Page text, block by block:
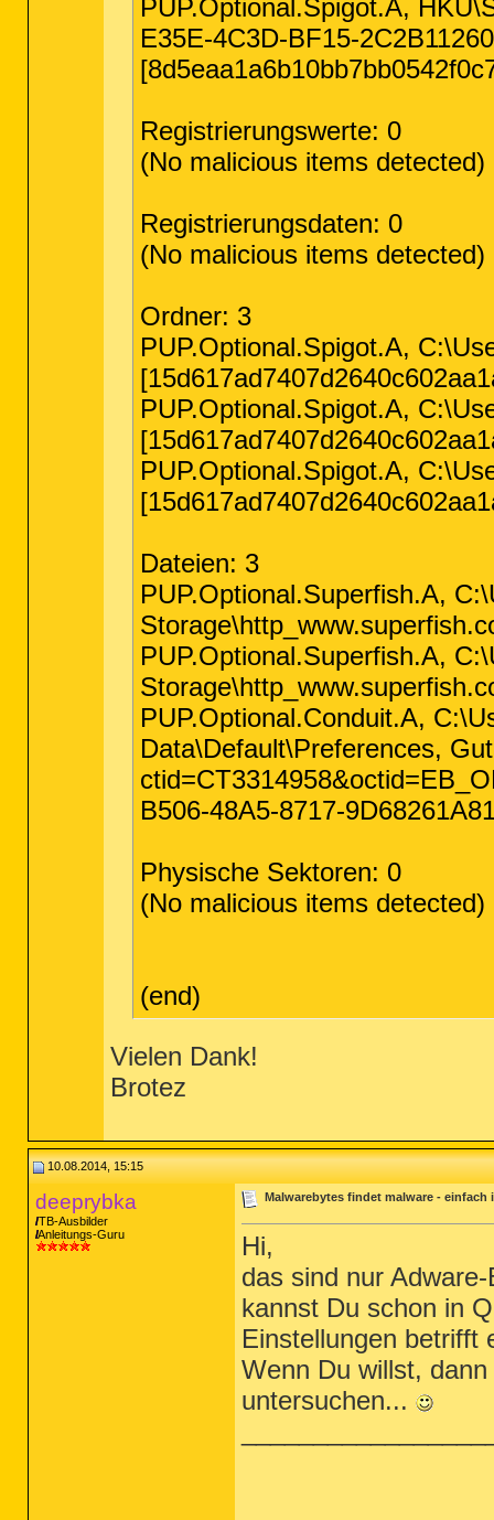
PUP.Optional.Spigot.A,
E35E-4C3D-BF15-
Registrierungswerte: 0
(No malicious items detected)
Registrierungsdaten: 0
(No malicious items detected)
Ordner: 3
PUP.Optional.Spigot.A,
PUP.Optional.Spigot.A,
PUP.Optional.Spigot.A,
Dateien: 3
PUP.Optional.Superfish.A,
PUP.Optional.Superfish.A,
PUP.Optional.Conduit.A,
Data\Default\Preferences,
B506-48A5-8717-
Physische Sektoren: 0
(No malicious items detected)
(end)
Vielen Dank!
Brotez
10.08.2014, 15:15
deeprybka
TB-Ausbilder
Anleitungs-Guru
Malwarebytes findet malware -
Hi,
das sind nur
kannst Du schon in
Einstellungen betrifft
Wenn Du willst,
untersuchen...